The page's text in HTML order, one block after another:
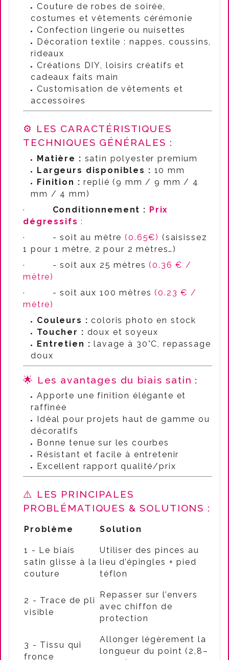
Couture de robes de soirée,
costumes et vêtements cérémonie
Confection lingerie ou nuisettes
Décoration textile : nappes, coussins,
rideaux
Créations DIY, loisirs créatifs et
cadeaux faits main
Customisation de vêtements et
accessoires
⚙️ LES CARACTÉRISTIQUES
TECHNIQUES GÉNÉRALES :
Matière : satin polyester premium
Largeurs disponibles : 10 mm
Finition : replié (9 mm / 9 mm / 4
mm / 4 mm)
·
Conditionnement : Prix
dégressifs:
·
- soit au mètre(0.65€) (saisissez
1 pour 1 mètre, 2 pour 2 mètres…)
·
- soit aux 25 mètres(0.36 € /
mètre)
·
- soit aux 100 mètres(0.23 € /
mètre)
Couleurs : coloris photo en stock
Toucher : doux et soyeux
Entretien : lavage à 30°C, repassage
doux
🌟 Les avantages du biais satin :
Apporte une finition élégante et
raffinée
Idéal pour projets haut de gamme ou
décoratifs
Bonne tenue sur les courbes
Résistant et facile à entretenir
Excellent rapport qualité/prix
⚠️ LES PRINCIPALES
PROBLÉMATIQUES & SOLUTIONS :
Problème Solution
1 - Le biais
satin glisse à la
couture
Utiliser des pinces au
lieu d’épingles + pied
téflon
2 - Trace de pli
visible
Repasser sur l’envers
avec chiffon de
protection
3 - Tissu qui
fronce
Allonger légèrement la
longueur du point (2,8–